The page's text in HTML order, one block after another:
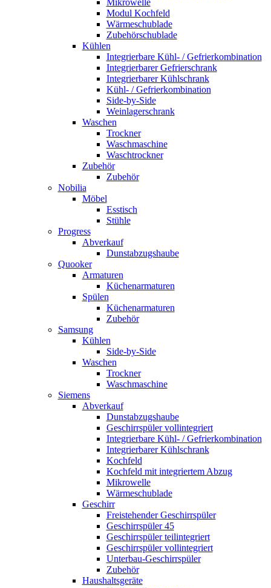
Mikrowelle
Modul Kochfeld
Wärmeschublade
Zubehörschublade
Kühlen
Integrierbare Kühl- / Gefrierkombination
Integrierbarer Gefrierschrank
Integrierbarer Kühlschrank
Kühl- / Gefrierkombination
Side-by-Side
Weinlagerschrank
Waschen
Trockner
Waschmaschine
Waschtrockner
Zubehör
Zubehör
Nobilia
Möbel
Esstisch
Stühle
Progress
Abverkauf
Dunstabzugshaube
Quooker
Armaturen
Küchenarmaturen
Spülen
Küchenarmaturen
Zubehör
Samsung
Kühlen
Side-by-Side
Waschen
Trockner
Waschmaschine
Siemens
Abverkauf
Dunstabzugshaube
Geschirrspüler vollintegriert
Integrierbare Kühl- / Gefrierkombination
Integrierbarer Kühlschrank
Kochfeld
Kochfeld mit integriertem Abzug
Mikrowelle
Wärmeschublade
Geschirr
Freistehender Geschirrspüler
Geschirrspüler 45
Geschirrspüler teilintegriert
Geschirrspüler vollintegriert
Unterbau-Geschirrspüler
Zubehör
Haushaltsgeräte